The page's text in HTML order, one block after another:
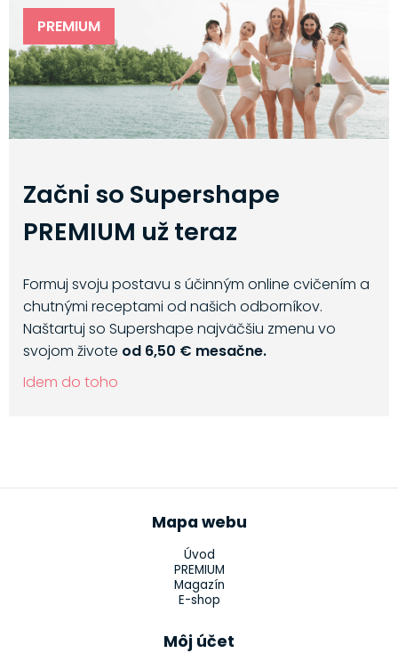
PREMIUM
Začni so Supershape
PREMIUM už teraz
Formuj svoju postavu s účinným online cvičením a
chutnými receptami od našich odborníkov.
Naštartuj so Supershape najväčšiu zmenu vo
svojom živote od 6,50 € mesačne.
Idem do toho
Mapa webu
Úvod
PREMIUM
Magazín
E-shop
Môj účet